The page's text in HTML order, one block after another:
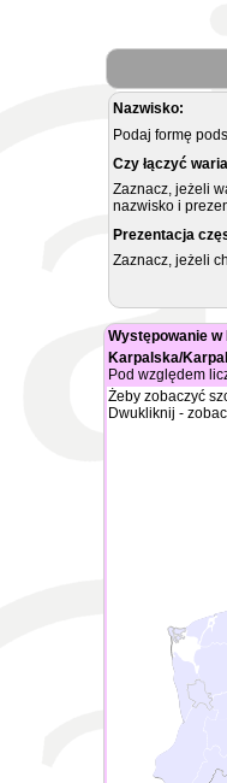
Nazwisko:
Podaj formę
Czy łączyć
Zaznacz, jeżeli
nazwisko i
Prezentacja
Zaznacz, jeżeli
Występowanie w
Karpalska/
Pod względem
Żeby zobaczyć
Dwukliknij -